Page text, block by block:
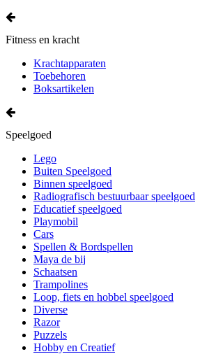
Fitness en kracht
Krachtapparaten
Toebehoren
Boksartikelen
Speelgoed
Lego
Buiten Speelgoed
Binnen speelgoed
Radiografisch bestuurbaar speelgoed
Educatief speelgoed
Playmobil
Cars
Spellen & Bordspellen
Maya de bij
Schaatsen
Trampolines
Loop, fiets en hobbel speelgoed
Diverse
Razor
Puzzels
Hobby en Creatief